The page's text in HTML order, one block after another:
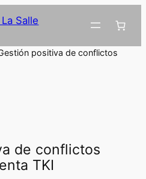
positiva de conflictos
de conflictos
TKI